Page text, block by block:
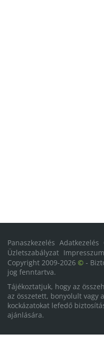
Panaszkezelés Adatkezelés
Üzletszabályzat Impresszum
Copyright 2009-2026 © -
jog fenntartva.
Tájékoztatjuk, hogy az
az összetett, bonyolult vagy
kockázatokat lefedő
ajánlására.